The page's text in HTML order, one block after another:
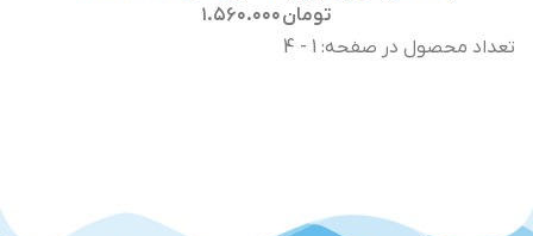
تومان
تعداد محصول در صفحه: 1 - 4